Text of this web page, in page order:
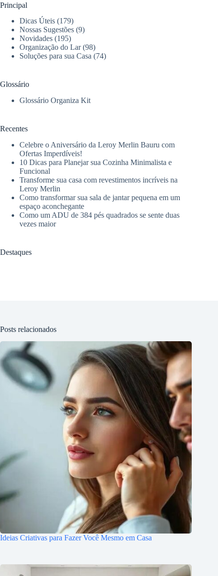
Principal
Dicas Úteis (179)
Nossas Sugestões (9)
Novidades (195)
Organização do Lar(98)
Soluções para sua Casa (74)
Glossário
Glossário Organiza Kit
Recentes
Celebre o Aniversário da Leroy Merlin Bauru com
Ofertas Imperdíveis!
10 Dicas para Planejar sua Cozinha Minimalista e
Funcional
Transforme sua casa com revestimentos incríveis na
Leroy Merlin
Como transformar sua sala de jantar pequena em um
espaço aconchegante
Como um ADU de 384 pés quadrados se sente duas
vezes maior
Destaques
Posts relacionados
Ideias Criativas para Fazer Você Mesmo em Casa